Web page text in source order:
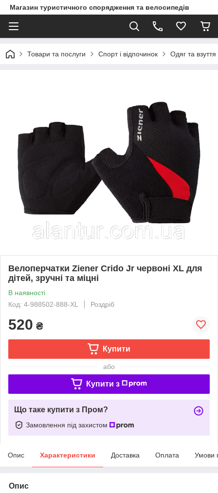
Магазин туристичного спорядження та велосипедів
Товари та послуги Спорт і відпочинок Одяг та
Велоперчатки Ziener Crido Jr червоні XL для
дітей, зручні та міцні
В наявності
Код: 4-988502-888-XL
Роздріб
520 ₴
Купити
або
Купити з
Що таке купити з Пром?
Замовлення під захистом
Опис Характеристики Доставка Оплата Умови
Опис